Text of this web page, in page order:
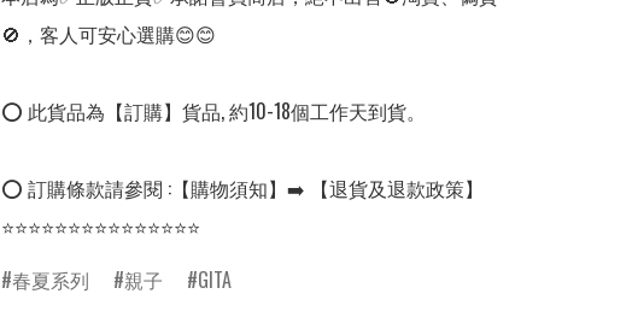
🚫，客人可安心選購😊😊
⭕ 此貨品為【訂購】貨品, 約10-18個工作天到貨。
⭕ 訂購條款請參閱 :【購物須知】➡️ 【退貨及退款政策】
⭐⭐⭐⭐⭐⭐⭐⭐⭐⭐⭐⭐⭐⭐⭐
春夏系列
親子 GITA